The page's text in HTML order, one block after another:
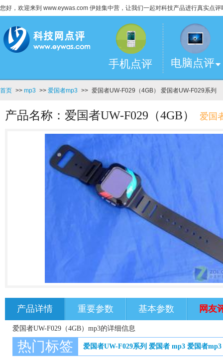
您好，欢迎来到 www.eywas.com 伊娃集中营，让我们一起对科技产品进行真实点评
手机点评 电脑点评
首页 >> mp3 >> 爱国者mp3 >> 爱国者UW-F029（4GB） 爱国者UW-F029系列
产品名称：爱国者UW-F029（4GB） 爱国
产品详情 重要参数 基本参数 网友
爱国者UW-F029（4GB）mp3的详细信息
热门标签 爱国者UW-F029系列 爱国者 mp3 爱国者mp3